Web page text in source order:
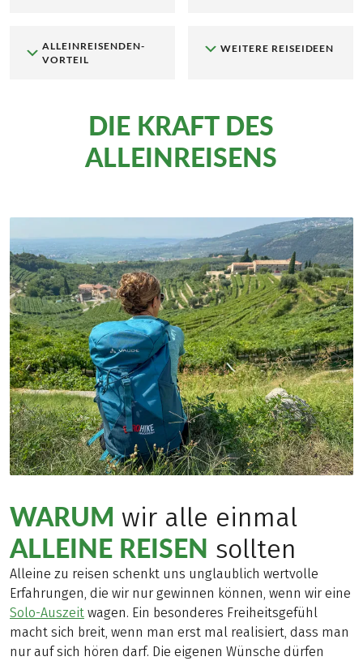
ALLEINREISENDEN-
VORTEIL
WEITERE REISEIDEEN
DIE KRAFT DES
ALLEINREISENS
WARUM wir alle einmal
ALLEINE REISEN sollten
Alleine zu reisen schenkt uns unglaublich wertvolle
Erfahrungen, die wir nur gewinnen können, wenn wir eine
Solo-Auszeit wagen. Ein besonderes Freiheitsgefühl
macht sich breit, wenn man erst mal realisiert, dass man
nur auf sich hören darf. Die eigenen Wünsche dürfen